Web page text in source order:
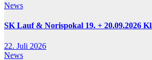
News
SK Lauf & Norispokal 19. + 20.09.2026
22. Juli 2026
News